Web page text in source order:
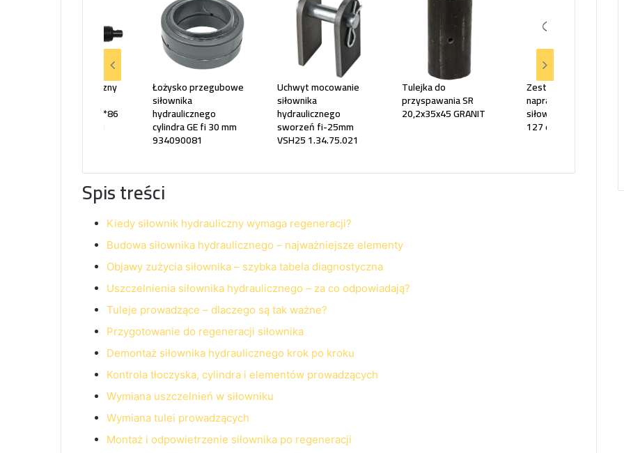
Siłownik hydrauliczny
nawozu SMN.1.20*86
Łożysko przegubowe
siłownika
hydraulicznego
cylindra GE fi 30 mm
934090081
Uchwyt mocowanie
siłownika
hydraulicznego
sworzeń fi-25mm
VSH25 1.34.75.021
Tulejka do
przyspawania SR
20,2x35x45 GRANIT
Zestaw komplet
naprawczy do
siłownika obrotnicy K-
127 do Autosan D-732
Spis treści
Kiedy siłownik hydrauliczny wymaga regeneracji?
Budowa siłownika hydraulicznego – najważniejsze elementy
Objawy zużycia siłownika – szybka tabela diagnostyczna
Uszczelnienia siłownika hydraulicznego – za co odpowiadają?
Tuleje prowadzące – dlaczego są tak ważne?
Przygotowanie do regeneracji siłownika
Demontaż siłownika hydraulicznego krok po kroku
Kontrola tłoczyska, cylindra i elementów prowadzących
Wymiana uszczelnień w siłowniku
Wymiana tulei prowadzących
Montaż i odpowietrzenie siłownika po regeneracji